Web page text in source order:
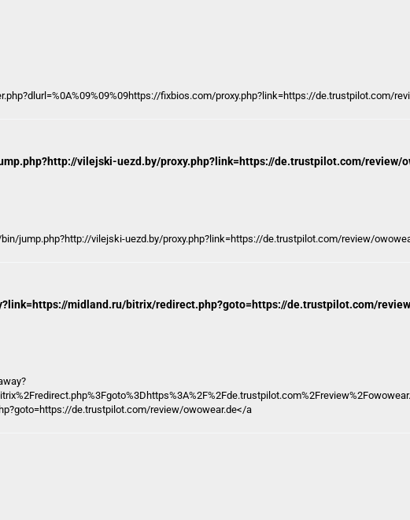
fixbios.com/proxy.php?link=https://de.trustpilot.com/
vilejski-uezd.by/proxy.php?link=https://de.trustpilot.com/review/
jump.php?http://vilejski-uezd.by/proxy.php?link=https://de.trustpilot.com/review/
midland.ru/bitrix/redirect.php?goto=https://de.trustpilot.com/
de.trustpilot.com/review/owowear.de</a